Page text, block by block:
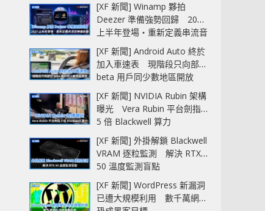
[XF 新聞] Winamp 夥拍
Deezer 準備強勢回歸 2027
上半年登場‧重新定義串流音
樂播放器
[XF 新聞] Android Auto 終於
加入車速表 現階段只向部分
beta 用戶同少數地區開放
[XF 新聞] NVIDIA Rubin 架構
曝光 Vera Rubin 平台劍指
5 倍 Blackwell 算力
[XF 新聞] 外掛解鎖 Blackwell
VRAM 逐粒監測 解決 RTX
50 溫度監測盲點
[XF 新聞] WordPress 新漏洞
已遭大規模利用 數千萬網站